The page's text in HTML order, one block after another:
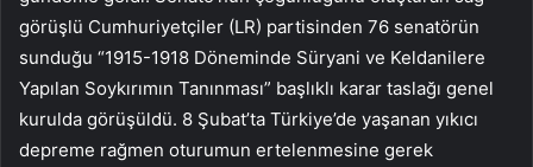
görüşlü Cumhuriyetçiler (LR) partisinden 76 senatörün
sunduğu “1915-1918 Döneminde Süryani ve Keldanilere
Yapılan Soykırımın Tanınması” başlıklı karar taslağı genel
kurulda görüşüldü. 8 Şubat’ta Türkiye’de yaşanan yıkıcı
depreme rağmen oturumun ertelenmesine gerek